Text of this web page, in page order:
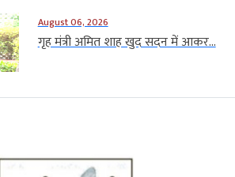
August 06, 2026
गृह मंत्री अमित शाह खुद सदन में आकर...